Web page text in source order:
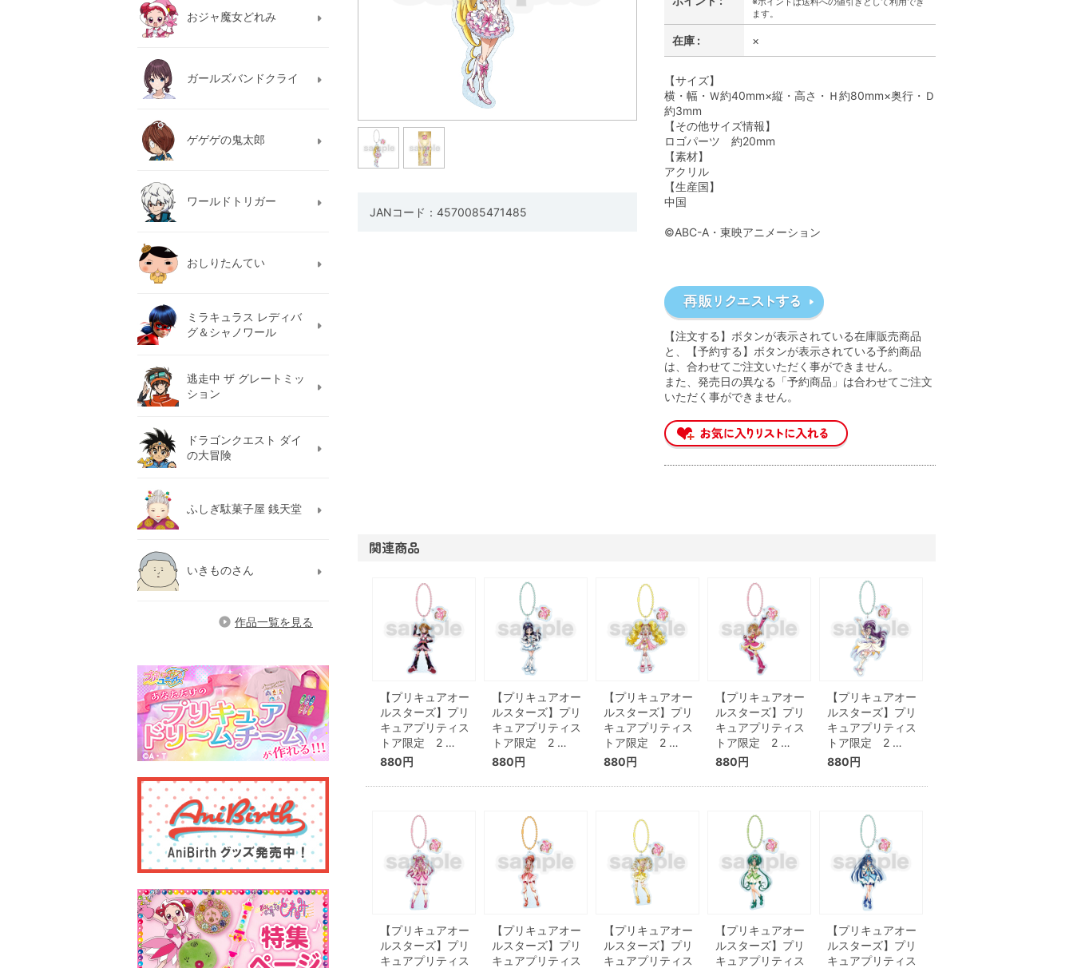
JANコード：4570085471485
ます。
在庫 : ×
【サイズ】
横・幅・Ｗ約40mm×縦・高さ・Ｈ約80mm×奥行・Ｄ
約3mm
【その他サイズ情報】
ロゴパーツ 約20mm
【素材】
アクリル
【生産国】
中国
©ABC-A・東映アニメーション
【注文する】ボタンが表示されている在庫販売商品
と、【予約する】ボタンが表示されている予約商品
は、合わせてご注文いただく事ができません。
また、発売日の異なる「予約商品」は合わせてご注文
いただく事ができません。
関連商品
【プリキュアオー
ルスターズ】プリ
キュアプリティス
トア限定 2 …
880円
【プリキュアオー
ルスターズ】プリ
キュアプリティス
トア限定 2 …
880円
【プリキュアオー
ルスターズ】プリ
キュアプリティス
トア限定 2 …
880円
【プリキュアオー
ルスターズ】プリ
キュアプリティス
トア限定 2 …
880円
【プリキュアオー
ルスターズ】プリ
キュアプリティス
トア限定 2 …
880円
【プリキュアオー
ルスターズ】プリ
キュアプリティス
【プリキュアオー
ルスターズ】プリ
キュアプリティス
【プリキュアオー
ルスターズ】プリ
キュアプリティス
【プリキュアオー
ルスターズ】プリ
キュアプリティス
【プリキュアオー
ルスターズ】プリ
キュアプリティス
おジャ魔女どれみ
ガールズバンドクライ
ゲゲゲの鬼太郎
ワールドトリガー
おしりたんてい
ミラキュラス レディバ
グ＆シャノワール
逃走中 ザ グレートミッ
ション
ドラゴンクエスト ダイ
の大冒険
ふしぎ駄菓子屋 銭天堂
いきものさん
作品一覧を見る